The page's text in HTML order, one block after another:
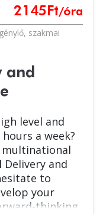
2145 Ft/óra
, szakmai
and
level and
a week?
multinational
and
to
your
thinking